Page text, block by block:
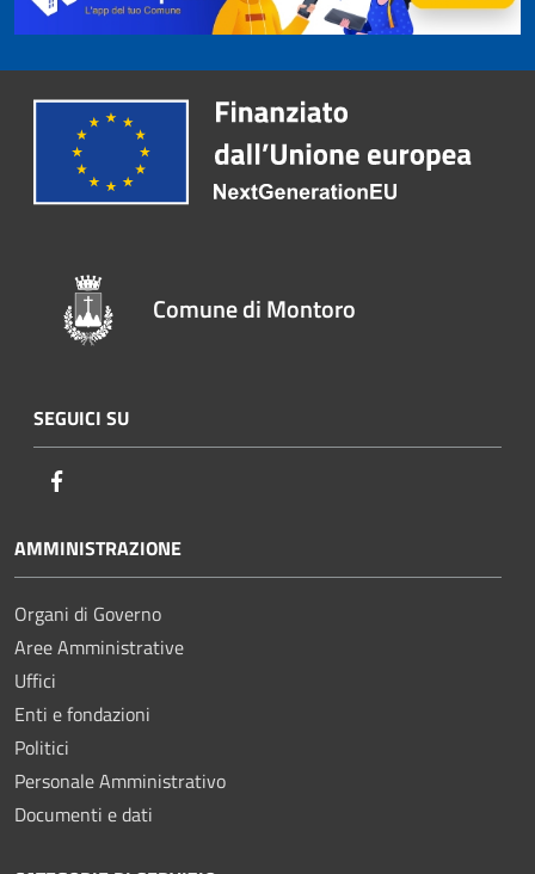
Comune di Montoro
SEGUICI SU
AMMINISTRAZIONE
Organi di Governo
Aree Amministrative
Uffici
Enti e fondazioni
Politici
Personale Amministrativo
Documenti e dati